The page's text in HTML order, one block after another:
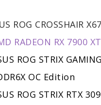
ROG CROSSHAIR
RADEON RX 7900 XT
ROG STRIX
OC Edition
ROG STRIX RTX